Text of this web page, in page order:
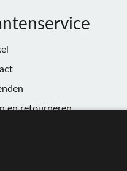
en retourneren